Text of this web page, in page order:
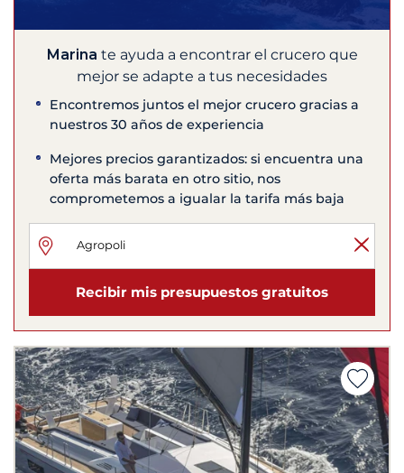
Marina te ayuda a encontrar el crucero que
mejor se adapte a tus necesidades
Encontremos juntos el mejor crucero gracias a
nuestros 30 años de experiencia
Mejores precios garantizados: si encuentra una
oferta más barata en otro sitio, nos
comprometemos a igualar la tarifa más baja
Recibir mis presupuestos gratuitos